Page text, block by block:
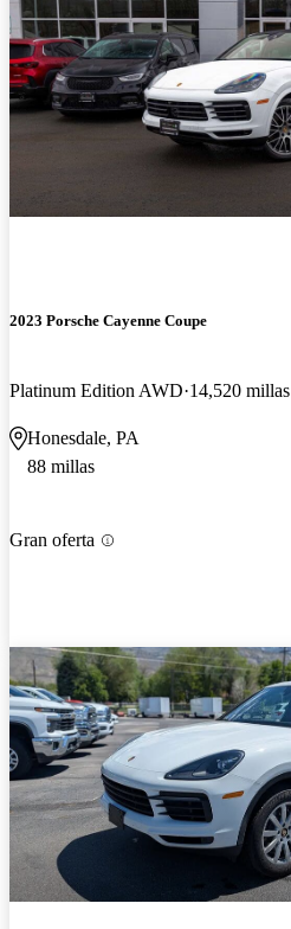
2023 Porsche Cayenne Coupe
Platinum Edition AWD 14,520 millas
Honesdale, PA
88 millas
Gran oferta